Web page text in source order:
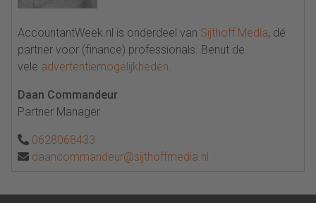
AccountantWeek.nl is onderdeel van Sijthoff Media, dé
partner voor (finance) professionals. Benut de
vele advertentiemogelijkheden.
Daan Commandeur
Partner Manager
0628068433
daancommandeur@sijthoffmedia.nl